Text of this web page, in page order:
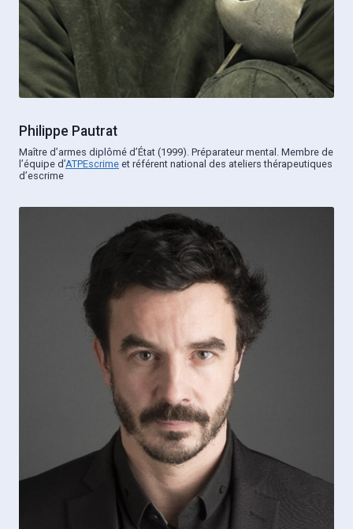
Philippe Pautrat
Maître d’armes diplômé d’État (1999). Préparateur mental. Membre de
l’équipe d’ATPEscrime et référent national des ateliers thérapeutiques
d’escrime